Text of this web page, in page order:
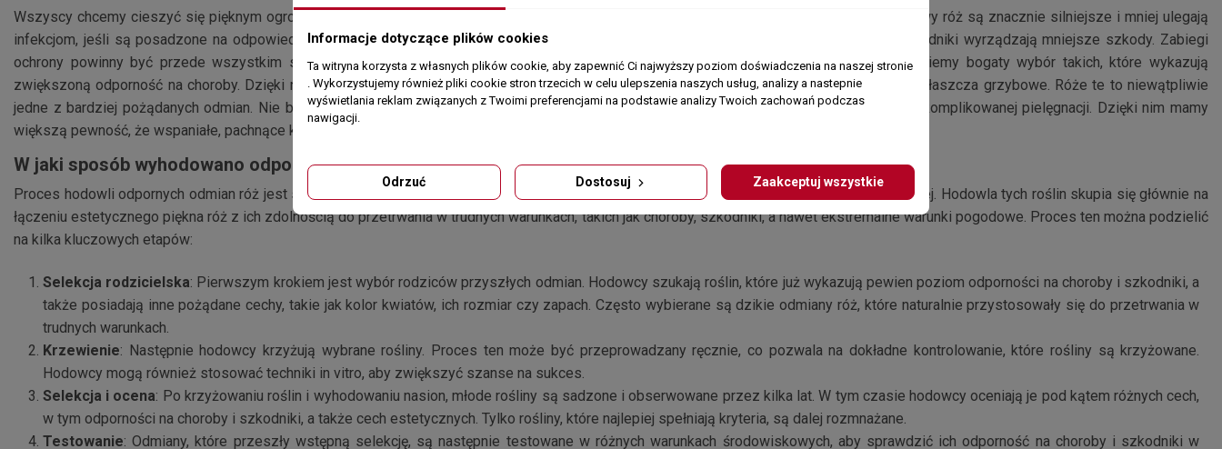
Wszyscy chcemy cieszyć się pięknym ogrodem, pełnym kwitnących krzewów. Róże niestety narażone są na różne choroby i szkodniki. Krzewy róż są znacznie silniejsze i mniej ulegają
infekcjom, jeśli są posadzone na odpowiednim stanowisku, dobrze nawożone i podlewane oraz zadbane i odchwaszczone. Wtedy też szkodniki wyrządzają mniejsze szkody. Zabiegi
ochrony powinny być przede wszystkim systematyczne. Wtedy łatwiej o piękne i obficie kwitnące krzewy. Z dostępnych odmian znajdziemy bogaty wybór takich, które wykazują
zwiększoną odporność na choroby. Dzięki nowoczesnym technikom hybrydyzacji powstają odmiany róż coraz bardziej odporne na grzyby zwłaszcza grzybowe. Róże te to niewątpliwie
jedne z bardziej pożądanych odmian. Nie będą wymagały od nas stosowania specjalistycznych zabiegów, a przy tym także nie wymagają skomplikowanej pielęgnacji. Dzięki nim mamy
większą pewność, że wspaniałe, pachnące kwiaty będą utrzymywać się na krzewie przez cały sezon.
W jaki sposób wyhodowano odporne odmiany róż?
Proces hodowli odpornych odmian róż jest skomplikowany i wymaga czasu, cierpliwości oraz zaawansowanej wiedzy botanicznej i genetycznej. Hodowla tych roślin skupia się głównie na
łączeniu estetycznego piękna róż z ich zdolnością do przetrwania w trudnych warunkach, takich jak choroby, szkodniki, a nawet ekstremalne warunki pogodowe. Proces ten można podzielić
na kilka kluczowych etapów:
Selekcja rodzicielska: Pierwszym krokiem jest wybór rodziców przyszłych odmian. Hodowcy szukają roślin, które już wykazują pewien poziom odporności na choroby i szkodniki, a
także posiadają inne pożądane cechy, takie jak kolor kwiatów, ich rozmiar czy zapach. Często wybierane są dzikie odmiany róż, które naturalnie przystosowały się do przetrwania w
trudnych warunkach.
Krzewienie: Następnie hodowcy krzyżują wybrane rośliny. Proces ten może być przeprowadzany ręcznie, co pozwala na dokładne kontrolowanie, które rośliny są krzyżowane.
Hodowcy mogą również stosować techniki in vitro, aby zwiększyć szanse na sukces.
Selekcja i ocena: Po krzyżowaniu roślin i wyhodowaniu nasion, młode rośliny są sadzone i obserwowane przez kilka lat. W tym czasie hodowcy oceniają je pod kątem różnych cech,
w tym odporności na choroby i szkodniki, a także cech estetycznych. Tylko rośliny, które najlepiej spełniają kryteria, są dalej rozmnażane.
Testowanie: Odmiany, które przeszły wstępną selekcję, są następnie testowane w różnych warunkach środowiskowych, aby sprawdzić ich odporność na choroby i szkodniki w
Informacje dotyczące plików cookies
Ta witryna korzysta z własnych plików cookie, aby zapewnić Ci najwyższy poziom doświadczenia na naszej stronie
. Wykorzystujemy również pliki cookie stron trzecich w celu ulepszenia naszych usług, analizy a nastepnie
wyświetlania reklam związanych z Twoimi preferencjami na podstawie analizy Twoich zachowań podczas
nawigacji.
Odrzuć Dostosuj Zaakceptuj wszystkie